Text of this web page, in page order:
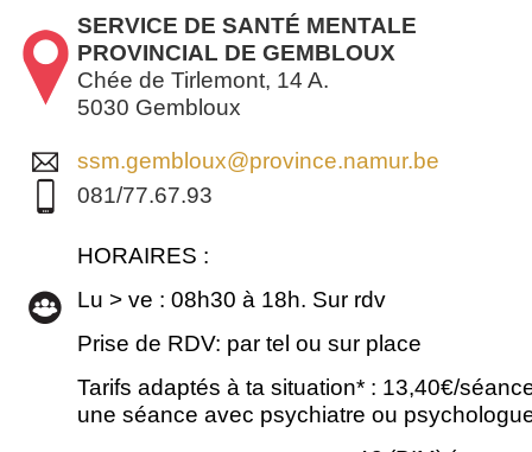
SERVICE DE SANTÉ MENTALE
PROVINCIAL DE GEMBLOUX
Chée de Tirlemont, 14 A.
5030 Gembloux
ssm.gembloux@province.namur.be
081/77.67.93
HORAIRES :
Lu > ve : 08h30 à 18h. Sur rdv
Prise de RDV: par tel ou sur place
Tarifs adaptés à ta situation* : 13,40€/
une séance avec psychiatre ou